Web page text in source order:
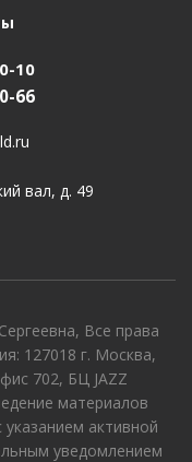
10
66
вал, д. 49
Все права
127018 г. Москва,
702, БЦ JAZZ
материалов
активной
уведомлением